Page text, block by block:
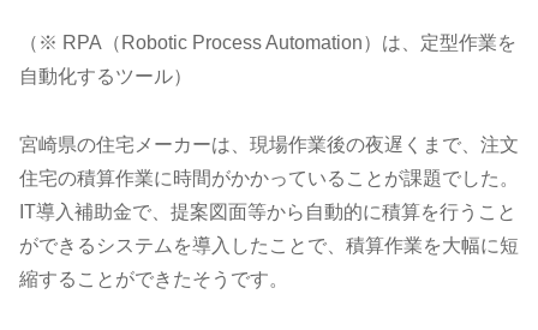
（※ RPA（Robotic Process Automation）は、定型作業を
自動化するツール）
宮崎県の住宅メーカーは、現場作業後の夜遅くまで、注文
住宅の積算作業に時間がかかっていることが課題でした。
IT導入補助金で、提案図面等から自動的に積算を行うこと
ができるシステムを導入したことで、積算作業を大幅に短
縮することができたそうです。